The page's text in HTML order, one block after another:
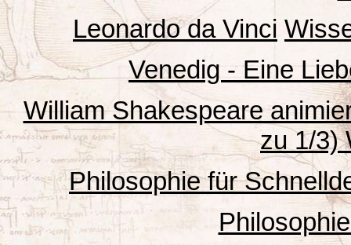
Leonardo da Vinci
Venedig - Eine
William Shakespeare
zu 1/3)
Philosophie für